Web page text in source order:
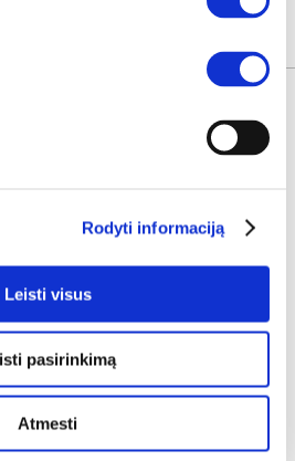
Rodyti informaciją
Leisti visus
pasirinkimą
Atmesti